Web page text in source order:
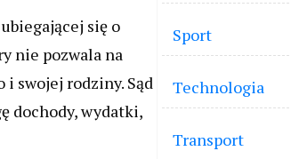
się o
nie pozwala na
i swojej rodziny. Sąd
dochody, wydatki,
Sport
Technologia
Transport